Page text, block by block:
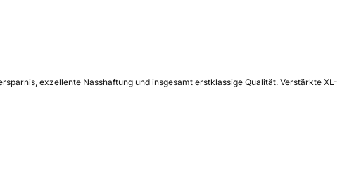
exzellente Nasshaftung und insgesamt erstklassige Qualität. Verstärkte XL-